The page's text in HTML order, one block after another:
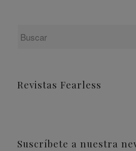
Revistas Fearless
Suscríbete a nuestra